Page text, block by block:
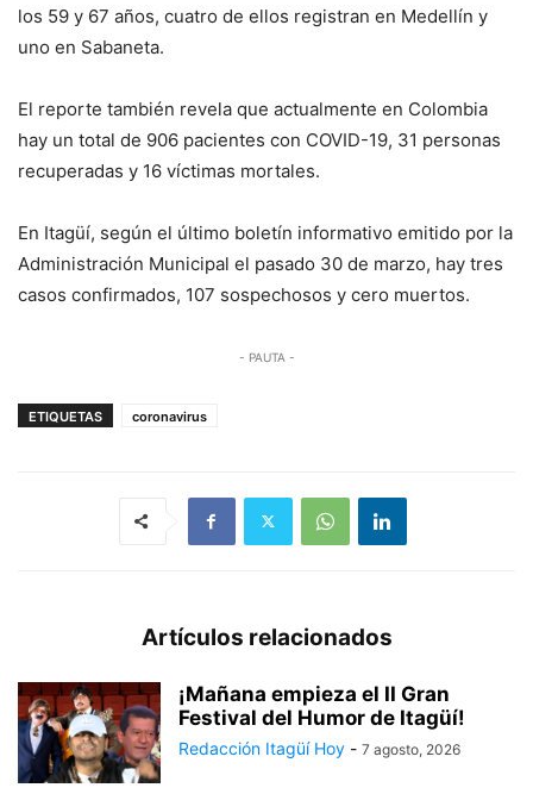
los 59 y 67 años, cuatro de ellos registran en Medellín y
uno en Sabaneta.
El reporte también revela que actualmente en Colombia
hay un total de 906 pacientes con COVID-19, 31 personas
recuperadas y 16 víctimas mortales.
En Itagüí, según el último boletín informativo emitido por la
Administración Municipal el pasado 30 de marzo, hay tres
casos confirmados, 107 sospechosos y cero muertos.
- PAUTA -
ETIQUETAS coronavirus
Artículos relacionados
¡Mañana empieza el II Gran
Festival del Humor de Itagüí!
Redacción Itagüí Hoy - 7 agosto, 2026